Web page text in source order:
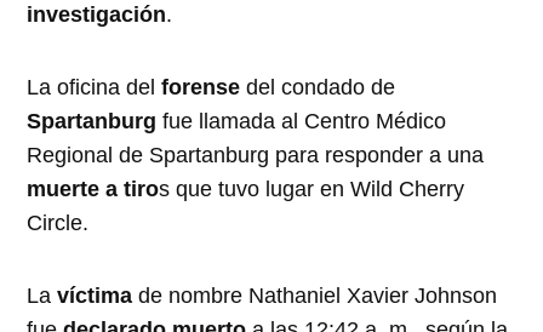
investigación.
La oficina delforensedel condado de
Spartanburgfue llamada al Centro Médico
Regional de Spartanburg para responder a una
muerte a tiros que tuvo lugar en Wild Cherry
Circle.
Lavíctimade nombre Nathaniel Xavier Johnson